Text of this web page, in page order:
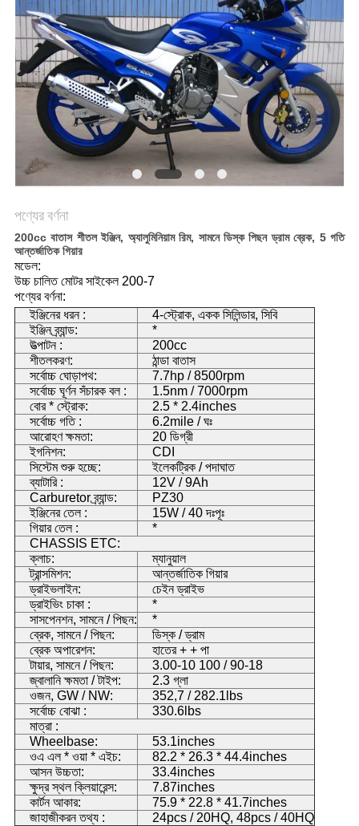
গোপনীয়তা
নীতি
পণ্যের বর্ণনা
200cc বাতাস শীতল ইঞ্জিন, অ্যালুমিনিয়াম রিম, সামনে ডিস্ক পিছন ড্রাম ব্রেক, 5 গতি
আন্তর্জাতিক গিয়ার
মডেল:
উচ্চ চালিত মোটর সাইকেল 200-7
পণ্যের বর্ণনা:
ইঞ্জিনের ধরন :
4-স্ট্রোক, একক সিলিন্ডার, সিবি
ইঞ্জিন ব্র্যান্ড:
*
উত্পাটন :
200cc
শীতলকরণ:
ঠান্ডা বাতাস
সর্বোচ্চ ঘোড়াপথ:
7.7hp / 8500rpm
সর্বোচ্চ ঘূর্ণন সঁচারক বল :
1.5nm / 7000rpm
বোর * স্ট্রোক:
2.5 * 2.4inches
সর্বোচ্চ গতি :
6.2mile / ঘঃ
আরোহণ ক্ষমতা:
20 ডিগ্রী
ইগনিশন:
CDI
সিস্টেম শুরু হচ্ছে:
ইলেকট্রিক / পদাঘাত
ব্যাটারি :
12V / 9Ah
Carburetor ব্র্যান্ড:
PZ30
ইঞ্জিনের তেল :
15W / 40 দঃপূঃ
গিয়ার তেল :
*
CHASSIS ETC:
ক্লাচ:
ম্যানুয়াল
ট্রান্সমিশন:
আন্তর্জাতিক গিয়ার
ড্রাইভলাইন:
চেইন ড্রাইভ
ড্রাইভিং চাকা :
*
সাসপেনশন, সামনে / পিছন:
*
ব্রেক, সামনে / পিছন:
ডিস্ক / ড্রাম
ব্রেক অপারেশন:
হাতের + + পা
টায়ার, সামনে / পিছন:
3.00-10 100 / 90-18
জ্বালানি ক্ষমতা / টাইপ:
2.3 গ্লা
ওজন, GW / NW:
352,7 / 282.1lbs
সর্বোচ্চ বোঝা :
330.6lbs
মাত্রা :
Wheelbase:
53.1inches
ওএ এল * ওয়া * এইচ:
82.2 * 26.3 * 44.4inches
আসন উচ্চতা:
33.4inches
ক্ষুদ্র স্থল ক্লিয়ারেন্স:
7.87inches
কার্টন আকার:
75.9 * 22.8 * 41.7inches
জাহাজীকরন তথ্য :
24pcs / 20HQ, 48pcs / 40HQ